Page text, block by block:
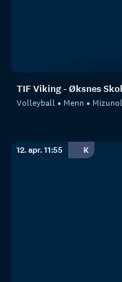
TIF Viking - Øksnes
Volleyball Menn
12. apr. 11:55 K